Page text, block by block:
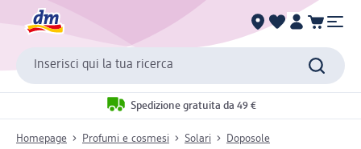
Inserisci qui la tua ricerca
Spedizione gratuita da 49 €
Homepage Profumi e cosmesi Solari Doposole